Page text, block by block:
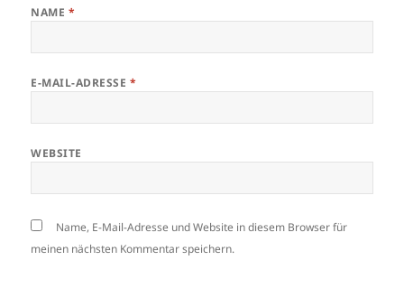
NAME *
E-MAIL-ADRESSE *
WEBSITE
Name, E-Mail-Adresse und Website in diesem Browser für
meinen nächsten Kommentar speichern.